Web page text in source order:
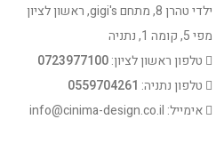
ילדי טהרן 8, מתחם gigi's, ראשון לציון
מפי 5, קומה 1, נתניה
טלפון ראשון לציון:0723977100
טלפון נתניה: 0559704261
אימייל: info@cinima-design.co.il